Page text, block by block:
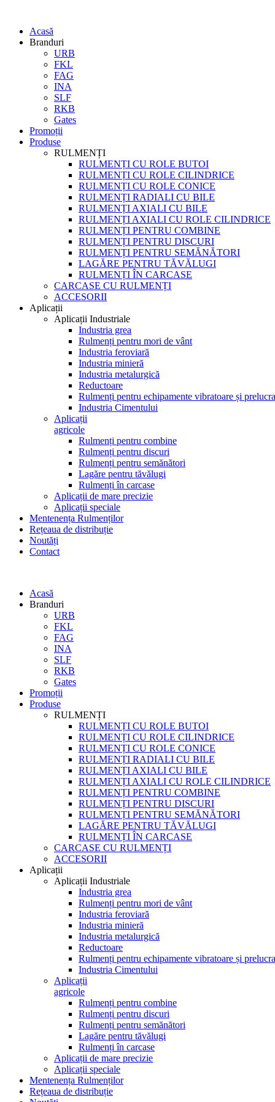
Acasă
Branduri
URB
FKL
FAG
INA
SLF
RKB
Gates
Promoții
Produse
RULMENȚI
RULMENȚI CU ROLE BUTOI
RULMENȚI CU ROLE CILINDRICE
RULMENȚI CU ROLE CONICE
RULMENȚI RADIALI CU BILE
RULMENȚI AXIALI CU BILE
RULMENȚI AXIALI CU ROLE CILINDRICE
RULMENȚI PENTRU COMBINE
RULMENȚI PENTRU DISCURI
RULMENȚI PENTRU SEMĂNĂTORI
LAGĂRE PENTRU TĂVĂLUGI
RULMENȚI ÎN CARCASE
CARCASE CU RULMENȚI
ACCESORII
Aplicații
Aplicații Industriale
Industria grea
Rulmenți pentru mori de vânt
Industria feroviară
Industria minieră
Industria metalurgică
Reductoare
Rulmenți pentru echipamente vibratoare și
Industria Cimentului
Aplicații
agricole
Rulmenți pentru combine
Rulmenți pentru discuri
Rulmenți pentru semănători
Lagăre pentru tăvălugi
Rulmenți în carcase
Aplicații de mare precizie
Aplicații speciale
Mentenența Rulmenților
Rețeaua de distribuție
Noutăți
Contact
Acasă
Branduri
URB
FKL
FAG
INA
SLF
RKB
Gates
Promoții
Produse
RULMENȚI
RULMENȚI CU ROLE BUTOI
RULMENȚI CU ROLE CILINDRICE
RULMENȚI CU ROLE CONICE
RULMENȚI RADIALI CU BILE
RULMENȚI AXIALI CU BILE
RULMENȚI AXIALI CU ROLE CILINDRICE
RULMENȚI PENTRU COMBINE
RULMENȚI PENTRU DISCURI
RULMENȚI PENTRU SEMĂNĂTORI
LAGĂRE PENTRU TĂVĂLUGI
RULMENȚI ÎN CARCASE
CARCASE CU RULMENȚI
ACCESORII
Aplicații
Aplicații Industriale
Industria grea
Rulmenți pentru mori de vânt
Industria feroviară
Industria minieră
Industria metalurgică
Reductoare
Rulmenți pentru echipamente vibratoare și
Industria Cimentului
Aplicații
agricole
Rulmenți pentru combine
Rulmenți pentru discuri
Rulmenți pentru semănători
Lagăre pentru tăvălugi
Rulmenți în carcase
Aplicații de mare precizie
Aplicații speciale
Mentenența Rulmenților
Rețeaua de distribuție